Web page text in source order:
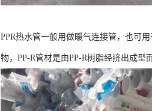
PPR热水管一般用做暖气连接管，也可
物，PP-R管材是由PP-R树脂经挤出成型